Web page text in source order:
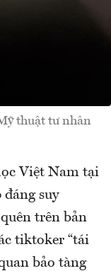
thuật tư nhân
Việt Nam tại
suy
trên bản
tiktoker “tái
bảo tàng